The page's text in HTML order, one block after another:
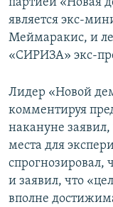
партией «Новая
является экс-
Меймаракис, и
«СИРИЗА» экс-
Лидер «Новой
комментируя
накануне
места для
спрогнозировал,
и заявил, что
вполне